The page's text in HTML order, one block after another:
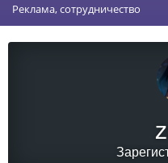
Реклама, сотрудничество